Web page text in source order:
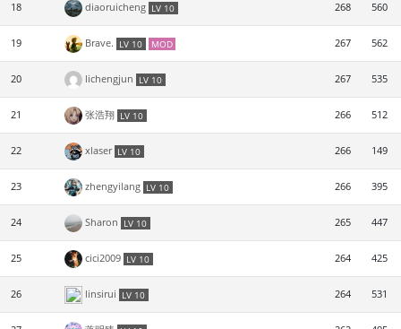
18 diaoruicheng LV 10 268 560
19 Brave. LV 10 MOD 267 562
20 lichengjun LV 10 267 535
21 张浩翔 LV 10 266 512
22 xlaser LV 10 266 149
23 zhengyilang LV 10 266 395
24 Sharon LV 10 265 447
25 cici2009 LV 10 264 425
26 linsirui LV 10 264 531